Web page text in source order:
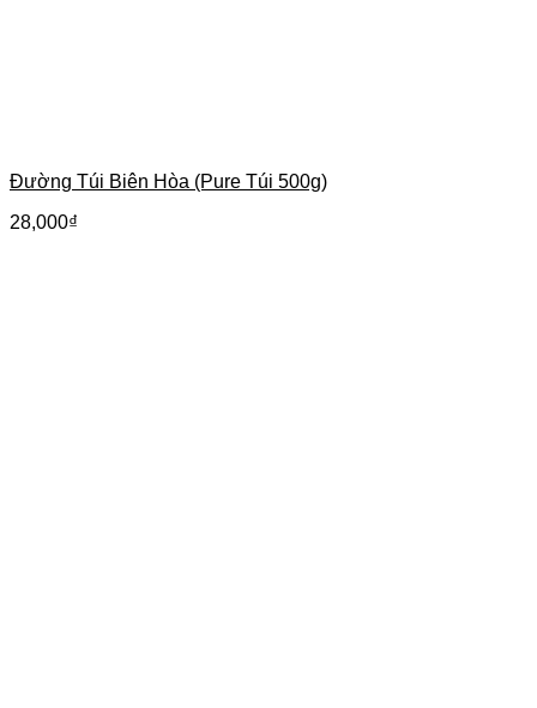
Đường Túi Biên Hòa (Pure Túi 500g)
28,000₫